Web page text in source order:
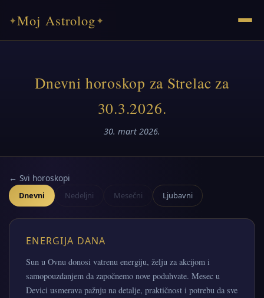
✦Moj Astrolog✦
Dnevni horoskop za Strelac za
30.3.2026.
30. mart 2026.
← Svi horoskopi
Dnevni Nedeljni Mesečni Ljubavni
ENERGIJA DANA
Sun u Ovnu donosi vatrenu energiju, želju za akcijom i
samopouzdanjem da započnemo nove poduhvate. Mesec u
Devici usmerava pažnju na detalje, praktičnost i potrebu da sve